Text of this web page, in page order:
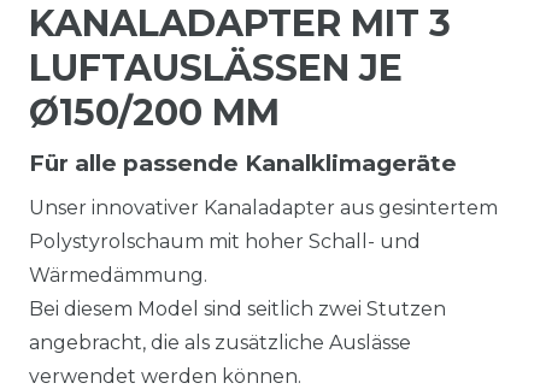
KANALADAPTER MIT 3
LUFTAUSLÄSSEN JE
Ø150/200 MM
Für alle passende Kanalklimageräte
Unser innovativer Kanaladapter aus gesintertem
Polystyrolschaum mit hoher Schall- und
Wärmedämmung.
Bei diesem Model sind seitlich zwei Stutzen
angebracht, die als zusätzliche Auslässe
verwendet werden können.